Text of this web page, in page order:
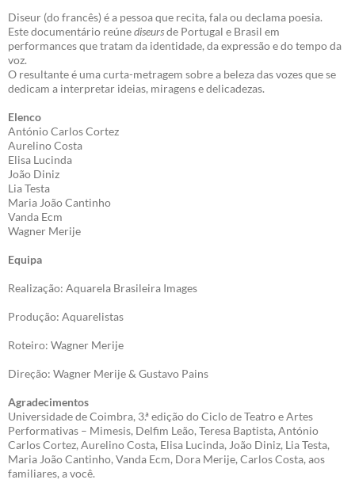
Diseur (do francês) é a pessoa que recita, fala ou declama poesia.
Este documentário reúnediseursde Portugal e Brasil em
performances que tratam da identidade, da expressão e do tempo da
voz.
O resultante é uma curta-metragem sobre a beleza das vozes que se
dedicam a interpretar ideias, miragens e delicadezas.
Elenco
António Carlos Cortez
Aurelino Costa
Elisa Lucinda
João Diniz
Lia Testa
Maria João Cantinho
Vanda Ecm
Wagner Merije
Equipa
Realização: Aquarela Brasileira Images
Produção: Aquarelistas
Roteiro: Wagner Merije
Direção: Wagner Merije & Gustavo Pains
Agradecimentos
Universidade de Coimbra, 3.ª edição do Ciclo de Teatro e Artes
Performativas – Mimesis, Delfim Leão, Teresa Baptista, António
Carlos Cortez, Aurelino Costa, Elisa Lucinda, João Diniz, Lia Testa,
Maria João Cantinho, Vanda Ecm, Dora Merije, Carlos Costa, aos
familiares, a você.